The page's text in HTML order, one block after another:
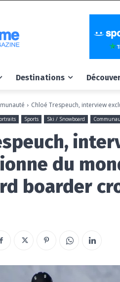
Destinations
Chloé Trespeuch, interview
Sports Ski / Snowboard
du
boarder